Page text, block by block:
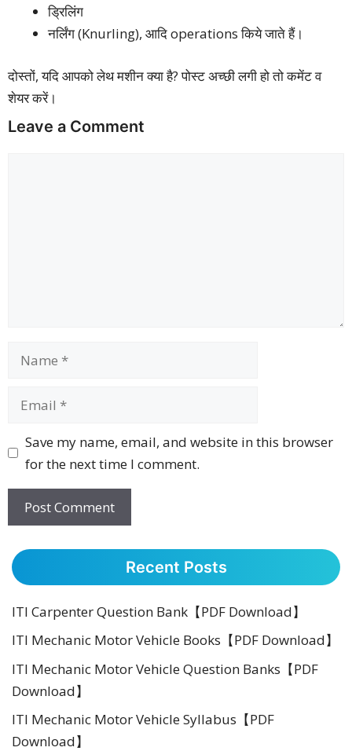
ड्रिलिंग
नर्लिंग (Knurling), आदि operations किये जाते हैं।
दोस्तों, यदि आपको लेथ मशीन क्या है? पोस्ट अच्छी लगी हो तो कमेंट व
शेयर करें।
Leave a Comment
Website
Save my name, email, and website in this browser
for the next time I comment.
Recent Posts
ITI Carpenter Question Bank【PDF Download】
ITI Mechanic Motor Vehicle Books【PDF Download】
ITI Mechanic Motor Vehicle Question Banks【PDF
Download】
ITI Mechanic Motor Vehicle Syllabus【PDF
Download】